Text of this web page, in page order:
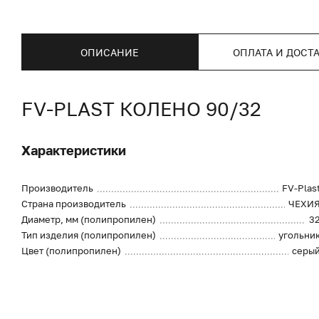
ОПИСАНИЕ ОПЛАТА И
FV-PLAST КОЛЕНО 90/32
Характеристики
Производитель
FV-
Страна производитель
ЧЕХИЯ
Диаметр, мм (полипропилен)
32
Тип изделия (полипропилен)
Цвет (полипропилен)
серый